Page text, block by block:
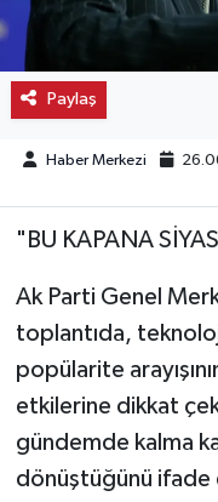
Paylaş
Haber Merkezi
"BU KAPANA
Ak Parti Genel
toplantıda,
popülarite
etkilerine dikkat
gündemde kalma
dönüştüğünü ifade
Sağlık